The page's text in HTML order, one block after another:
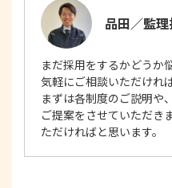
品田／監
まだ採用をするかどうか
気軽にご相談いただけれ
まずは各制度のご説明や
ご提案をさせていただき
ただければと思います。